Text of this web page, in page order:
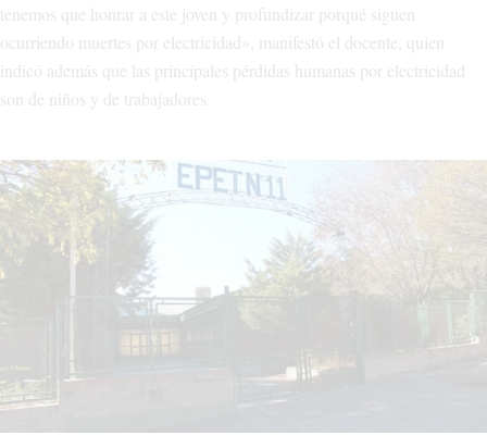
tenemos que honrar a este joven y profundizar porqué siguen
ocurriendo muertes por electricidad», manifestó el docente, quien
indicó además que las principales pérdidas humanas por electricidad
son de niños y de trabajadores.